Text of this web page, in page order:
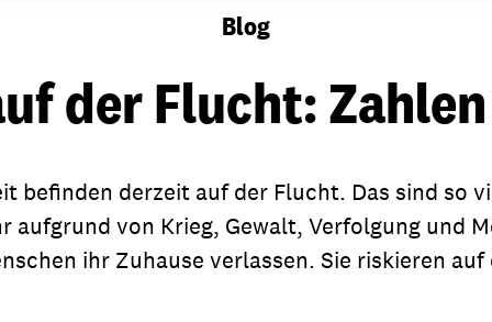
Wo wir arbeiten
Über unsere politische Arbeit
Stipendien
für Schule & Jugend
& Seminare
Kollekten
Fürbitten
Jugend &
Blog
der Flucht:
befinden derzeit auf der Flucht. Das sind so
aufgrund von Krieg, Gewalt, Verfolgung und
ihr Zuhause verlassen. Sie riskieren